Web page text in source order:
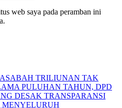
web saya pada peramban ini